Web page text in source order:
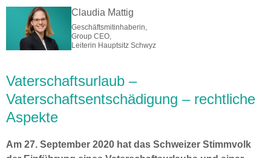
Claudia Mattig
Geschäftsmitinhaberin,
Group CEO,
Leiterin Hauptsitz Schwyz
Vaterschaftsurlaub –
Vaterschaftsentschädigung – rechtliche
Aspekte
Am 27. September 2020 hat das Schweizer Stimmvolk